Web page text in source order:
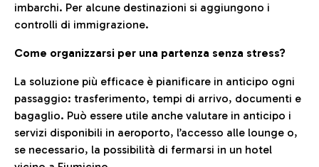
imbarchi. Per alcune destinazioni si aggiungono i
controlli di immigrazione.
Come organizzarsi per una partenza senza stress?
La soluzione più efficace è pianificare in anticipo ogni
passaggio: trasferimento, tempi di arrivo, documenti e
bagaglio. Può essere utile anche valutare in anticipo i
servizi disponibili in aeroporto, l’accesso alle lounge o,
se necessario, la possibilità di fermarsi in un hotel